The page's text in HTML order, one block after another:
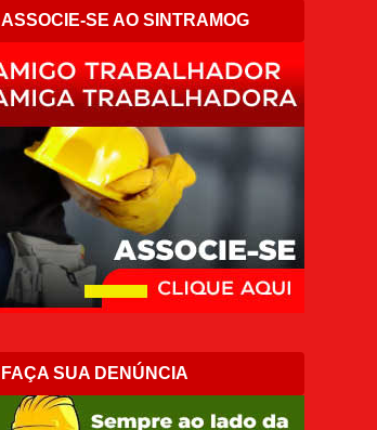
ASSOCIE-SE AO SINTRAMOG
FAÇA SUA DENÚNCIA